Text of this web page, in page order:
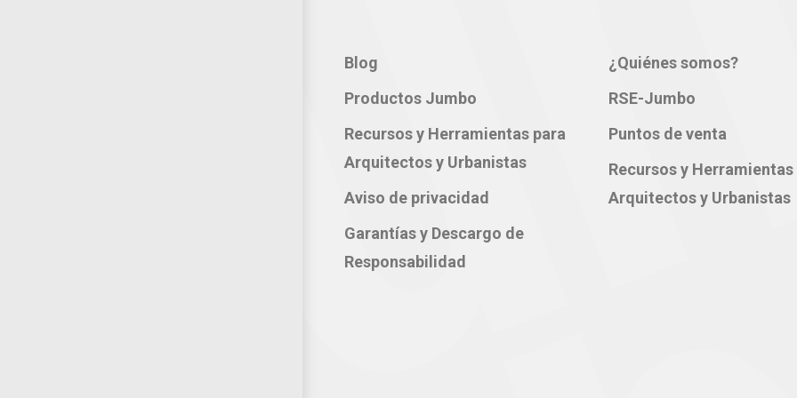
Blog
Productos Jumbo
Recursos y Herramientas para
Arquitectos y Urbanistas
Aviso de privacidad
Garantías y Descargo de
Responsabilidad
¿Quiénes somos?
RSE-Jumbo
Puntos de venta
Recursos y Herramientas
Arquitectos y Urbanistas